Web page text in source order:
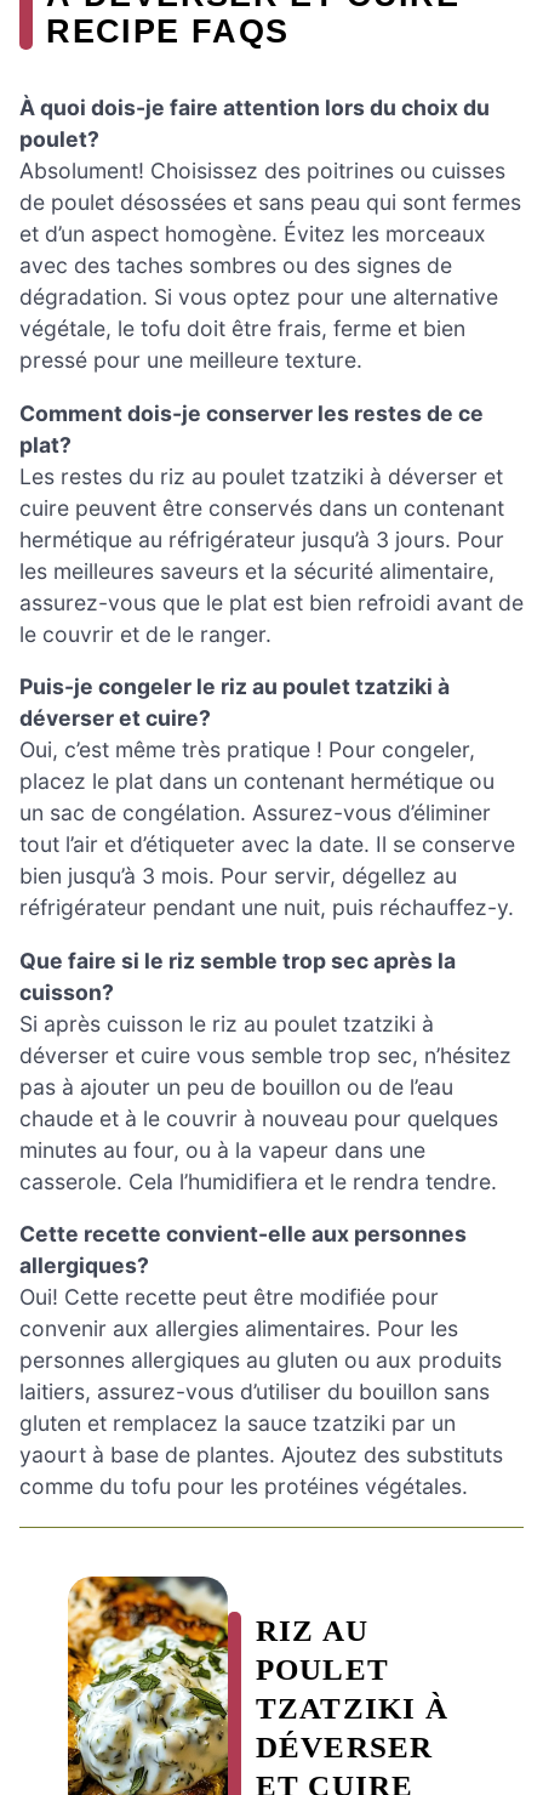
RECIPE FAQS
À quoi dois-je faire attention lors du choix du
poulet?
Absolument! Choisissez des poitrines ou cuisses
de poulet désossées et sans peau qui sont fermes
et d’un aspect homogène. Évitez les morceaux
avec des taches sombres ou des signes de
dégradation. Si vous optez pour une alternative
végétale, le tofu doit être frais, ferme et bien
pressé pour une meilleure texture.
Comment dois-je conserver les restes de ce
plat?
Les restes du riz au poulet tzatziki à déverser et
cuire peuvent être conservés dans un contenant
hermétique au réfrigérateur jusqu’à 3 jours. Pour
les meilleures saveurs et la sécurité alimentaire,
assurez-vous que le plat est bien refroidi avant de
le couvrir et de le ranger.
Puis-je congeler le riz au poulet tzatziki à
déverser et cuire?
Oui, c’est même très pratique ! Pour congeler,
placez le plat dans un contenant hermétique ou
un sac de congélation. Assurez-vous d’éliminer
tout l’air et d’étiqueter avec la date. Il se conserve
bien jusqu’à 3 mois. Pour servir, dégellez au
réfrigérateur pendant une nuit, puis réchauffez-y.
Que faire si le riz semble trop sec après la
cuisson?
Si après cuisson le riz au poulet tzatziki à
déverser et cuire vous semble trop sec, n’hésitez
pas à ajouter un peu de bouillon ou de l’eau
chaude et à le couvrir à nouveau pour quelques
minutes au four, ou à la vapeur dans une
casserole. Cela l’humidifiera et le rendra tendre.
Cette recette convient-elle aux personnes
allergiques?
Oui! Cette recette peut être modifiée pour
convenir aux allergies alimentaires. Pour les
personnes allergiques au gluten ou aux produits
laitiers, assurez-vous d’utiliser du bouillon sans
gluten et remplacez la sauce tzatziki par un
yaourt à base de plantes. Ajoutez des substituts
comme du tofu pour les protéines végétales.
RIZ AU
POULET
TZATZIKI À
DÉVERSER
ET CUIRE